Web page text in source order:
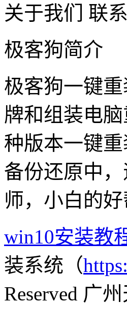
关于我们
联
极客狗简介
极客狗一键
牌和组装电
种版本一键
备份还原中
师，小白的好
win10安装教
装系统（
Reserved 广